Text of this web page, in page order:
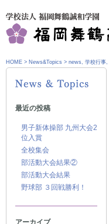
HOME > News&Topics > news, 学校行事,
最近の投稿
男子新体操部 九州大会2
位入賞
全校集会
部活動大会結果②
部活動大会結果
野球部 ３回戦勝利！
アーカイブ